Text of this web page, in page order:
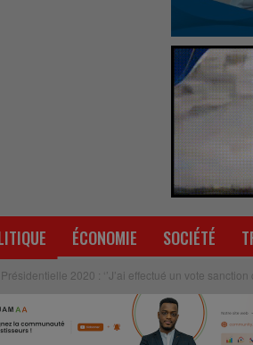
ÉCONOMIE SOCIÉTÉ
Présidentielle 2020 : ‘’J’ai effectué un vote